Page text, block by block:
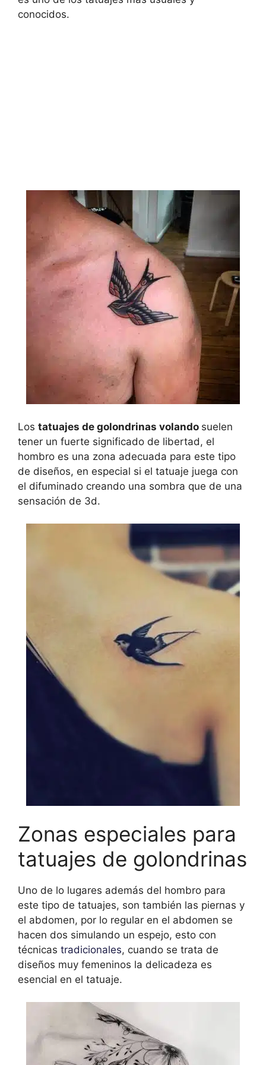
conocidos.
Los tatuajes de golondrinas volando suelen
tener un fuerte significado de libertad, el
hombro es una zona adecuada para este tipo
de diseños, en especial si el tatuaje juega con
el difuminado creando una sombra que de una
sensación de 3d.
Zonas especiales para
tatuajes de golondrinas
Uno de lo lugares además del hombro para
este tipo de tatuajes, son también las piernas y
el abdomen, por lo regular en el abdomen se
hacen dos simulando un espejo, esto con
técnicas tradicionales, cuando se trata de
diseños muy femeninos la delicadeza es
esencial en el tatuaje.